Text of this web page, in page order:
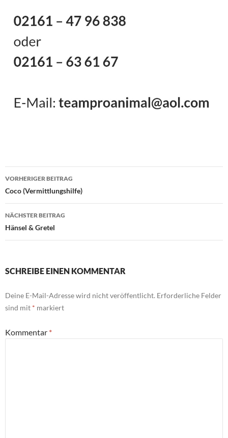
Beitragsnavigation
VORHERIGER BEITRAG
Coco (Vermittlungshilfe)
NÄCHSTER BEITRAG
Hänsel & Gretel
SCHREIBE EINEN KOMMENTAR
Deine E-Mail-Adresse wird nicht veröffentlicht. Erforderliche Felder
sind mit * markiert
Kommentar *